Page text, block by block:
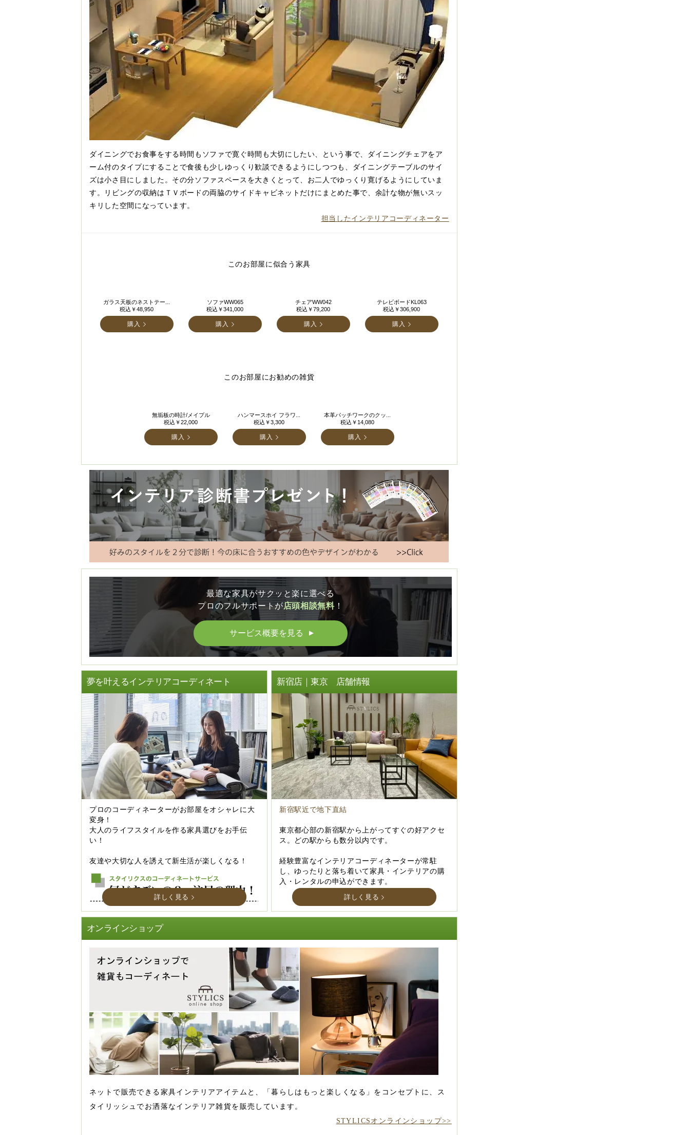
ダイニングでお食事をする時間もソファで寛ぐ時間も大切にしたい、という事で、ダイニングチェアをア
ーム付のタイプにすることで食後も少しゆっくり歓談できるようにしつつも、ダイニングテーブルのサイ
ズは小さ目にしました。その分ソファスペースを大きくとって、お二人でゆっくり寛げるようにしていま
す。リビングの収納はＴＶボードの両脇のサイドキャビネットだけにまとめた事で、余計な物が無いスッ
キリした空間になっています。
担当したインテリアコーディネーター
このお部屋に似合う家具
ガラス天板のネストテー...
税込￥48,950
購入
ソファWW065
税込￥341,000
購入
チェアWW042
税込￥79,200
購入
テレビボードKL063
税込￥306,900
購入
このお部屋にお勧めの雑貨
無垢板の時計/メイプル
税込￥22,000
購入
ハンマースホイ フラワ...
税込￥3,300
購入
本革パッチワークのクッ...
税込￥14,080
購入
最適な家具がサクッと楽に選べる
プロのフルサポートが店頭相談無料！
サービス概要を見る ▲
夢を叶えるインテリアコーディネート
プロのコーディネーターがお部屋をオシャレに大
変身！
大人のライフスタイルを作る家具選びをお手伝
い！
友達や大切な人を誘えて新生活が楽しくなる！
詳しく見る
新宿店｜東京 店舗情報
新宿駅近で地下直結
東京都心部の新宿駅から上がってすぐの好アクセ
ス。どの駅からも数分以内です。
経験豊富なインテリアコーディネーターが常駐
し、ゆったりと落ち着いて家具・インテリアの購
入・レンタルの申込ができます。
詳しく見る
オンラインショップ
ネットで販売できる家具インテリアアイテムと、「暮らしはもっと楽しくなる」をコンセプトに、ス
タイリッシュでお洒落なインテリア雑貨を販売しています。
STYLICSオンラインショップ>>